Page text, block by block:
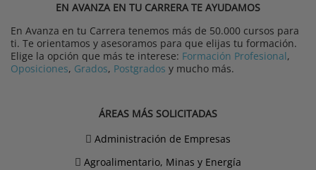
EN AVANZA EN TU CARRERA TE AYUDAMOS
En Avanza en tu Carrera tenemos más de 50.000 cursos para
ti. Te orientamos y asesoramos para que elijas tu formación.
Elige la opción que más te interese: Formación Profesional,
Oposiciones, Grados, Postgrados y mucho más.
ÁREAS MÁS SOLICITADAS
Administración de Empresas
Agroalimentario, Minas y Energía